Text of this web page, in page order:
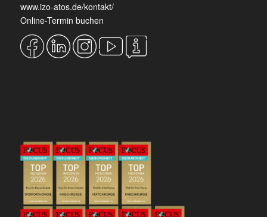
www.izo-atos.de/kontakt/
Online-Termin buchen